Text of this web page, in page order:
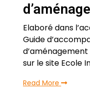
Elaboré dans
Guide
sur le site Ecole
Read More